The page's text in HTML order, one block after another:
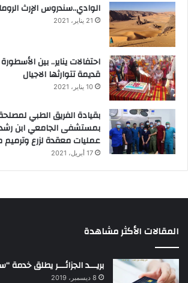
الوادي..سندروس الإرث
21 يناير، 2021
احتفالات يناير.. بين
قديمة تتوارثها الاجيال
10 يناير، 2021
بقيادة الفريق الطبي
عمليات معقدة لزرع
17 أبريل، 2021
المقالات الأكثر مشاهدة
بريـــد الجزائـــر يطلق خدمة
8 ديسمبر، 2019